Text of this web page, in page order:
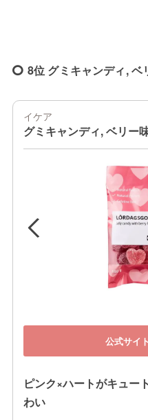
8位 グミキャンディ, ベ
イケア
グミキャンディ, ベリー
公式サイ
ピンク×ハートがキュー
わい